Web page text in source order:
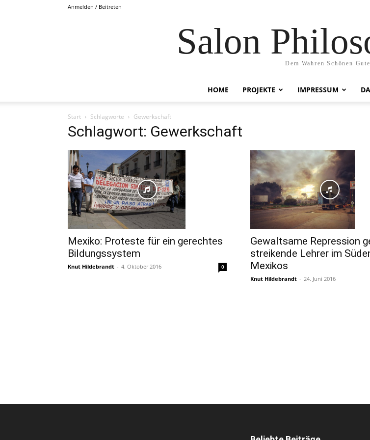
Anmelden / Beitreten
Salon
Dem Wahren Schönen
HOME PROJEKTE IMPRESSUM
Start Schlagworte Gewerkschaft
Schlagwort: Gewerkschaft
Mexiko: Proteste für ein gerechtes
Bildungssystem
Knut Hildebrandt - 4. Oktober 2016 0
Gewaltsame Repression
streikende Lehrer im
Mexikos
Knut Hildebrandt - 24. Juni 2016